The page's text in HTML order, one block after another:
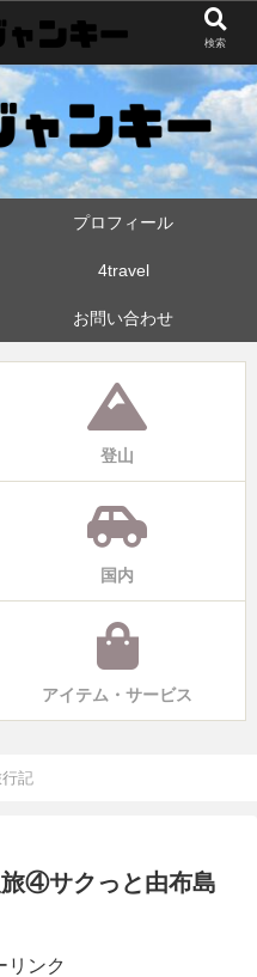
が埼玉県と近県の公園やお出かけス
！たまに登山も
プロフィール
4travel
お問い合わせ
登山
国内
アイテム・サービス
行記
④サクっと由布島
リンク
検索